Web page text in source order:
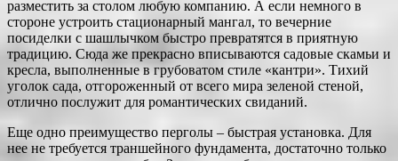
разместить за столом любую компанию. А если немного в
стороне устроить стационарный мангал, то вечерние
посиделки с шашлычком быстро превратятся в приятную
традицию. Сюда же прекрасно вписываются садовые скамьи и
кресла, выполненные в грубоватом стиле «кантри». Тихий
уголок сада, отгороженный от всего мира зеленой стеной,
отлично послужит для романтических свиданий.
Еще одно преимущество перголы – быстрая установка. Для
нее не требуется траншейного фундамента, достаточно только